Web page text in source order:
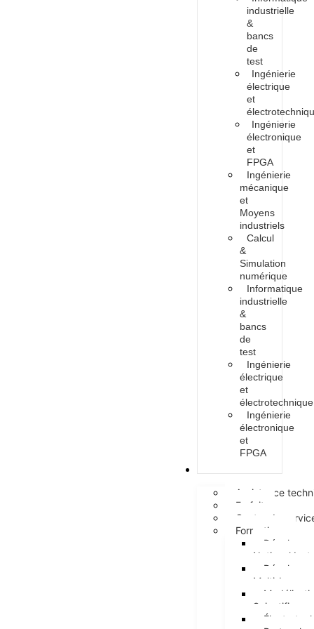
industrielle
&
bancs
de
test
Ingénierie
électrique
et
Ingénierie
électronique
et
FPGA
Ingénierie
mécanique
et
Moyens
industriels
Calcul
&
Simulation
numérique
Informatique
industrielle
&
bancs
de
test
Ingénierie
électrique
et
électrotechnique
Ingénierie
électronique
et
FPGA
Assistance
Forfait
Centre de
Formations
National
Multi-
Scientifiques